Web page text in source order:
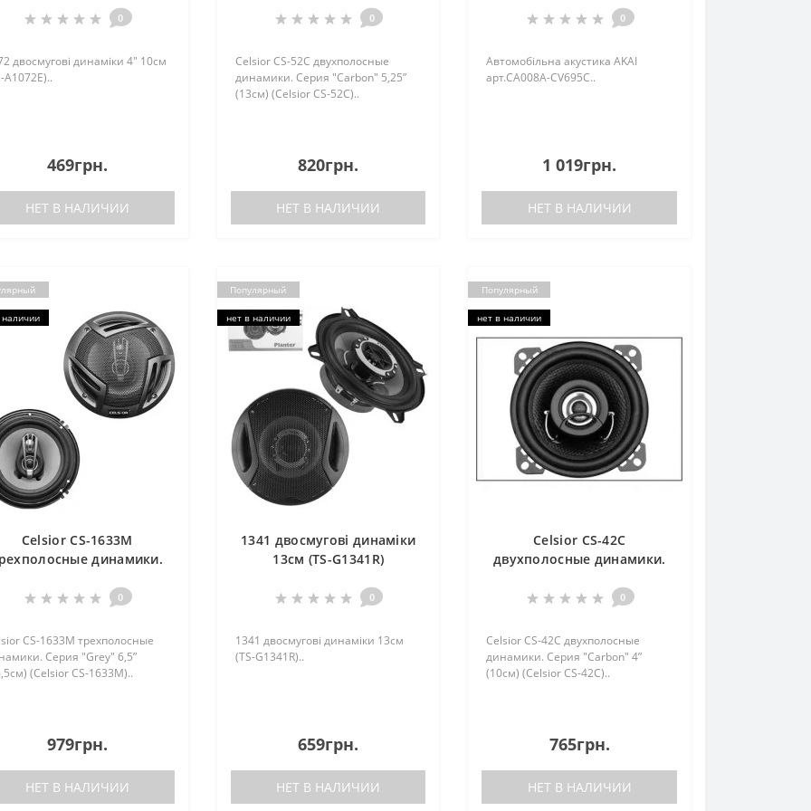
0
двосмугові динаміки 4" 10см
A1072E)..
469грн.
НЕТ В НАЛИЧИИ
(Celsior CS-52C)
0
Celsior CS-52C двухполосные
динамики. Серия "Carbon" 5,25”
(13см) (Celsior CS-52C)..
820грн.
НЕТ В НАЛИЧИИ
0
Автомобільна акустика AKAI
арт.CA008A-CV695C..
1 019грн.
НЕТ В НАЛИЧИИ
Celsior CS-1633M
динамики.
(Celsior CS-1633M)
0
CS-1633M трехполосные
Серия "Grey" 6,5”
(Celsior CS-1633M)..
979грн.
НЕТ В НАЛИЧИИ
Популярный
нет в наличии
1341 двосмугові динаміки
13см (TS-G1341R)
0
1341 двосмугові динаміки 13см
(TS-G1341R)..
659грн.
НЕТ В НАЛИЧИИ
Популярный
нет в наличии
Celsior CS-42C
двухполосные динамики.
(Celsior CS-42C)
0
Celsior CS-42C двухполосные
динамики. Серия "Carbon" 4”
(10см) (Celsior CS-42C)..
765грн.
НЕТ В НАЛИЧИИ